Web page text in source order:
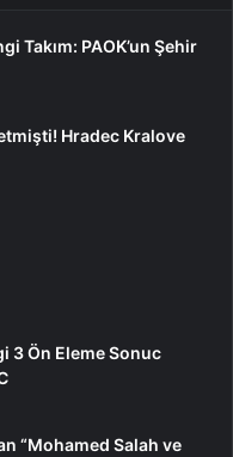
Takım: PAOK’un Şehir
Hradec Kralove
3 Ön Eleme Sonuc
“Mohamed Salah ve